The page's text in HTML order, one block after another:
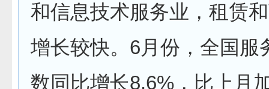
和信息技术服务业，租赁
增长较快。6月份，全国服
数同比增长8.6%，比上月